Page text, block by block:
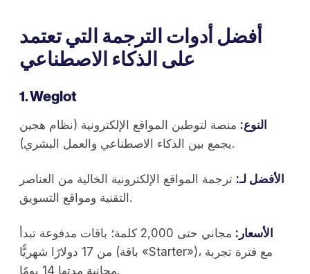
أفضل أدوات الترجمة التي تعتمد
على الذكاء الاصطناعي
1. Weglot
النوع: منصة لتوطين المواقع الإلكترونية (نظام هجين
يجمع بين الذكاء الاصطناعي والعمل البشري).
الأفضل لـ: ترجمة المواقع الإلكترونية الخالية من العناصر
التقنية ومواقع التسويق.
الأسعار:
مجاني حتى 2,000 كلمة؛ باقات مدفوعة تبدأ
من 17 دولارًا شهريًّا (باقة «Starter»)، مع فترة تجربة
مجانية مدتها 14 يومًا.